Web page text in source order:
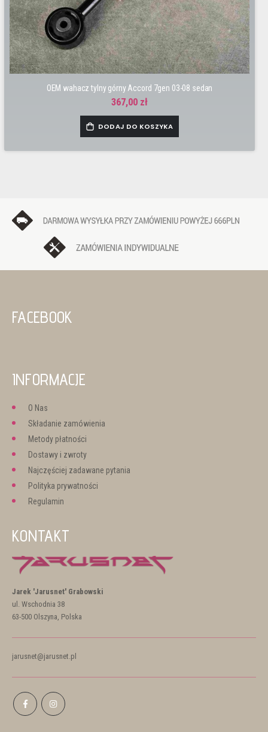
OEM wahacz tylny górny Accord 7gen 03-08 sedan
367,00 zł
DODAJ DO KOSZYKA
FACEBOOK
INFORMACJE
O Nas
Składanie zamówienia
Metody płatności
Dostawy i zwroty
Najczęściej zadawane pytania
Polityka prywatności
Regulamin
KONTAKT
Jarek 'Jarusnet' Grabowski
ul. Wschodnia 38
63-500 Olszyna, Polska
jarusnet@jarusnet.pl